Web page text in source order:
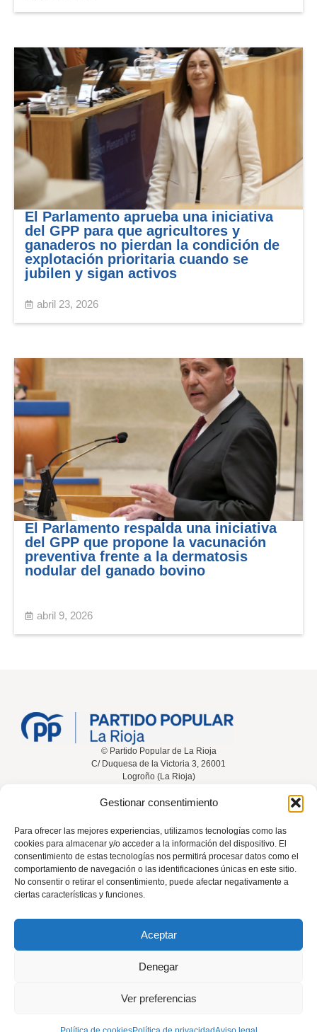
Gestionar consentimiento
Para ofrecer las mejores experiencias, utilizamos tecnologías como las
cookies para almacenar y/o acceder a la información del dispositivo. El
consentimiento de estas tecnologías nos permitirá procesar datos como el
comportamiento de navegación o las identificaciones únicas en este sitio.
No consentir o retirar el consentimiento, puede afectar negativamente a
ciertas características y funciones.
Aceptar
Denegar
Ver preferencias
El Parlamento aprueba una iniciativa
del GPP para que agricultores y
ganaderos no pierdan la condición de
explotación prioritaria cuando se
jubilen y sigan activos
abril 23, 2026
El Parlamento respalda una iniciativa
del GPP que propone la vacunación
preventiva frente a la dermatosis
nodular del ganado bovino
abril 9, 2026
© Partido Popular de La Rioja
C/ Duquesa de la Victoria 3, 26001
Logroño (La Rioja)
Participa Contacta
rioja@pp.es
política de cookiesdel Partido Popular.